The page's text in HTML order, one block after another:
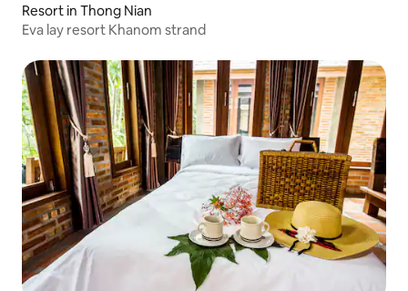
Resort in Thong Nian
Eva lay resort Khanom strand